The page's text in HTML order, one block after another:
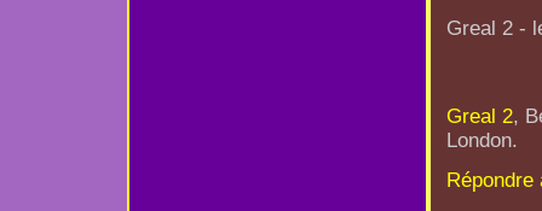
Greal 2 -
Greal 2,
London.
Répondre